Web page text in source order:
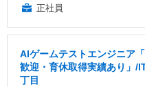
正社員
AIゲームテストエンジニア
歓迎・育休取得実績あり」/
丁目